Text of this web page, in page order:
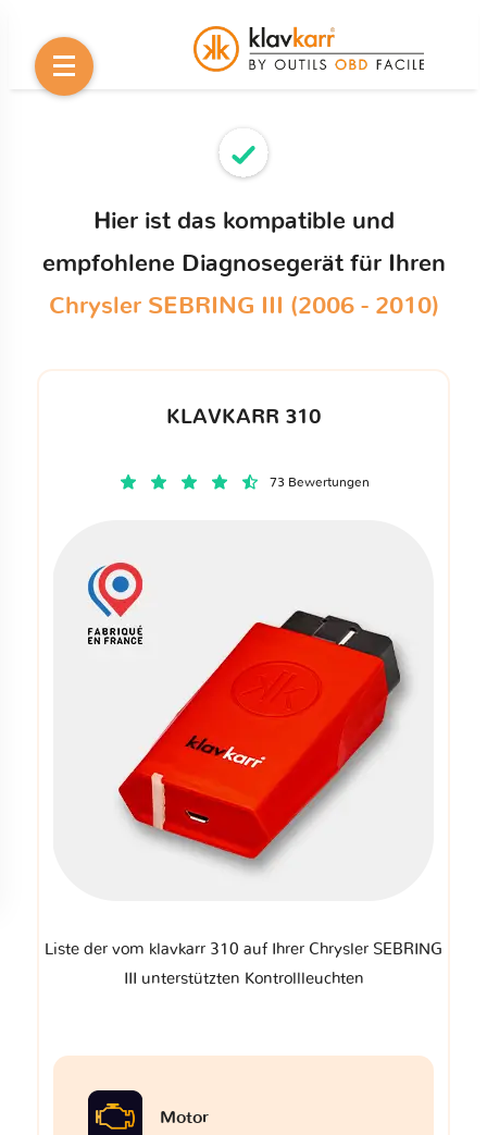
Hier ist das kompatible und
empfohlene Diagnosegerät für Ihren
Chrysler SEBRING III (2006 - 2010)
KLAVKARR 310
73 Bewertungen
Liste der vom klavkarr 310 auf Ihrer Chrysler SEBRING
III unterstützten Kontrollleuchten
Motor